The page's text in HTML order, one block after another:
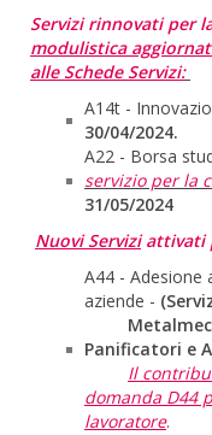
Servizi rinnovati per
modulistica
alle Schede Servizi:
A14t -
30/04/2024.
A22 - Borsa
servizio per la
31/05/2024
Nuovi Servizi attivati
A44 - Adesione
aziende -
Panificatori e
Il
domanda D44
lavoratore.